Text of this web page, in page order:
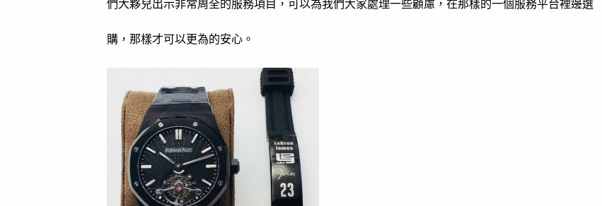
們大夥兒出示非常周全的服務項目，可以為我們大家處理一些顧慮，在那樣的一個服務平台裡邊選
購，那樣才可以更為的安心。